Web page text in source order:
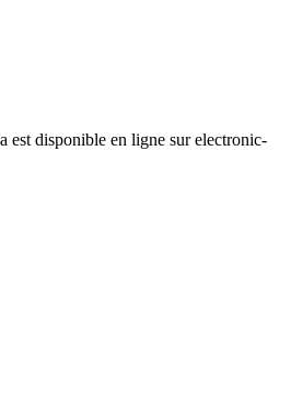
est disponible en ligne sur electronic-